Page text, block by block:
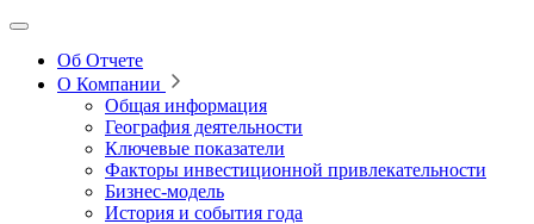
Об Отчете
О Компании
Общая информация
География деятельности
Ключевые показатели
Факторы инвестиционной привлекательности
Бизнес-модель
История и события года